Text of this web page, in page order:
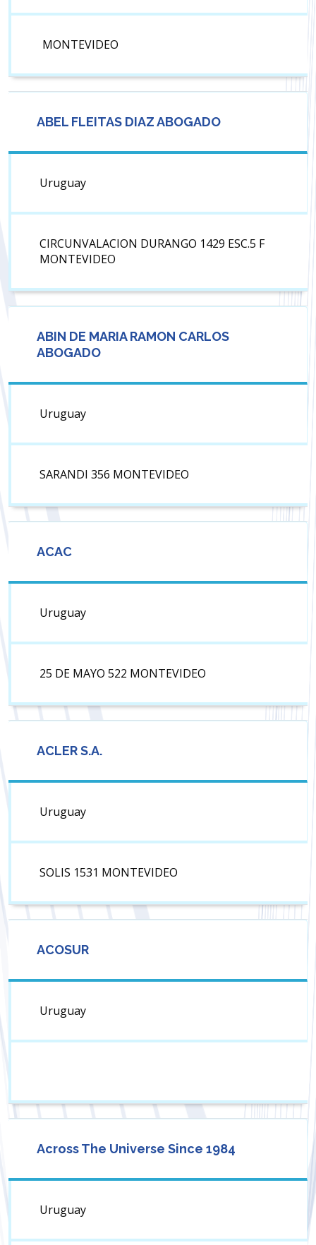
MONTEVIDEO
ABEL FLEITAS DIAZ ABOGADO
Uruguay
CIRCUNVALACION DURANGO 1429 ESC.5 F
MONTEVIDEO
ABIN DE MARIA RAMON CARLOS
ABOGADO
Uruguay
SARANDI 356 MONTEVIDEO
ACAC
Uruguay
25 DE MAYO 522 MONTEVIDEO
ACLER S.A.
Uruguay
SOLIS 1531 MONTEVIDEO
ACOSUR
Uruguay
Across The Universe Since 1984
Uruguay